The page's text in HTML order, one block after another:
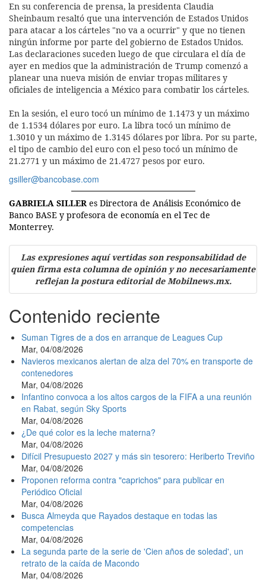
En su conferencia de prensa, la presidenta Claudia
Sheinbaum resaltó que una intervención de Estados Unidos
para atacar a los cárteles "no va a ocurrir" y que no tienen
ningún informe por parte del gobierno de Estados Unidos.
Las declaraciones suceden luego de que circulara el día de
ayer en medios que la administración de Trump comenzó a
planear una nueva misión de enviar tropas militares y
oficiales de inteligencia a México para combatir los cárteles.
En la sesión, el euro tocó un mínimo de 1.1473 y un máximo
de 1.1534 dólares por euro. La libra tocó un mínimo de
1.3010 y un máximo de 1.3145 dólares por libra. Por su parte,
el tipo de cambio del euro con el peso tocó un mínimo de
21.2771 y un máximo de 21.4727 pesos por euro.
gsiller@bancobase.com
GABRIELA SILLER es Directora de Análisis Económico de
Banco BASE y profesora de economía en el Tec de
Monterrey.
Las expresiones aquí vertidas son responsabilidad de
quien firma esta columna de opinión y no necesariamente
reflejan la postura editorial de Mobilnews.mx.
Contenido reciente
Suman Tigres de a dos en arranque de Leagues Cup
Mar, 04/08/2026
Navieros mexicanos alertan de alza del 70% en transporte de
contenedores
Mar, 04/08/2026
Infantino convoca a los altos cargos de la FIFA a una reunión
en Rabat, según Sky Sports
Mar, 04/08/2026
¿De qué color es la leche materna?
Mar, 04/08/2026
Difícil Presupuesto 2027 y más sin tesorero: Heriberto Treviño
Mar, 04/08/2026
Proponen reforma contra "caprichos" para publicar en
Periódico Oficial
Mar, 04/08/2026
Busca Almeyda que Rayados destaque en todas las
competencias
Mar, 04/08/2026
La segunda parte de la serie de 'Cien años de soledad', un
retrato de la caída de Macondo
Mar, 04/08/2026